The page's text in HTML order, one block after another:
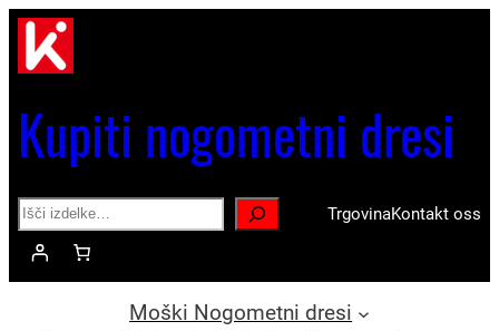
Kupiti nogometni dresi
Search TrgovinaKontakt oss
Moški Nogometni dresi